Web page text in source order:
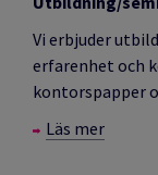
Vi erbjuder
erfarenhet och
kontorspapper
Läs mer